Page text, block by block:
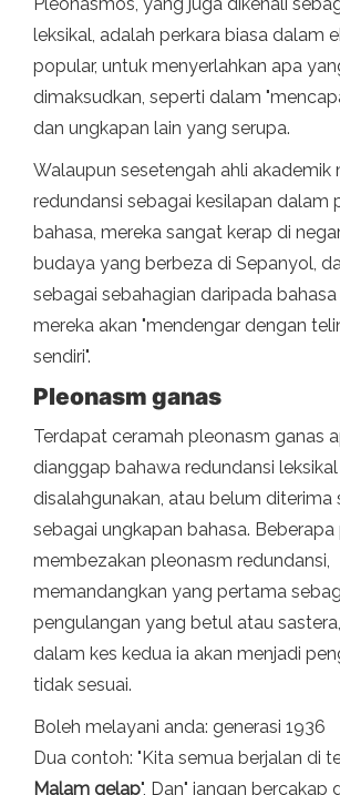
leksikal, adalah perkara biasa dalam
popular, untuk menyerlahkan apa
dimaksudkan, seperti dalam
dan ungkapan lain yang serupa.
Walaupun sesetengah ahli akademik
redundansi sebagai kesilapan dalam
bahasa, mereka sangat kerap di
budaya yang berbeza di Sepanyol,
sebagai sebahagian daripada bahasa
mereka akan "mendengar dengan
sendiri".
Pleonasm ganas
Terdapat ceramah pleonasm ganas
dianggap bahawa redundansi leksikal
disalahgunakan, atau belum diterima
sebagai ungkapan bahasa. Beberapa
membezakan pleonasm redundansi,
memandangkan yang pertama
pengulangan yang betul atau
dalam kes kedua ia akan menjadi
tidak sesuai.
Boleh melayani anda: generasi 1936
Dua contoh: "Kita semua berjalan di
Malam gelap", Dan" jangan bercakap